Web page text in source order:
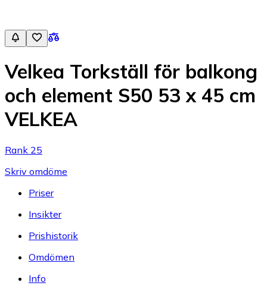
Velkea Torkställ för balkong
och element S50 53 x 45 cm
VELKEA
Rank 25
Skriv omdöme
Priser
Insikter
Prishistorik
Omdömen
Info